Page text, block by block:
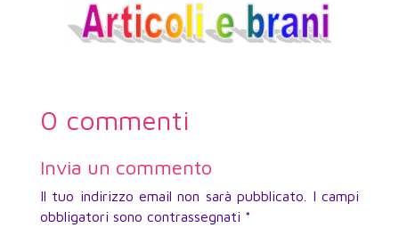
0 commenti
Invia un commento
Il tuo indirizzo email non sarà pubblicato.
I campi
obbligatori sono contrassegnati *